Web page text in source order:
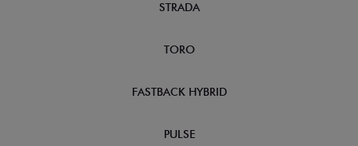
STRADA
TORO
FASTBACK HYBRID
PULSE